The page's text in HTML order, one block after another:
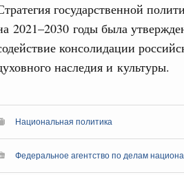
государственной
2021–2030 годы была
консолидации
наследия и культуры.
Национальная политика
Федеральное агентство по делам
увеличило объём
федерального
2026 года №2067-р
в сфере торговли.
возглавил штаб по